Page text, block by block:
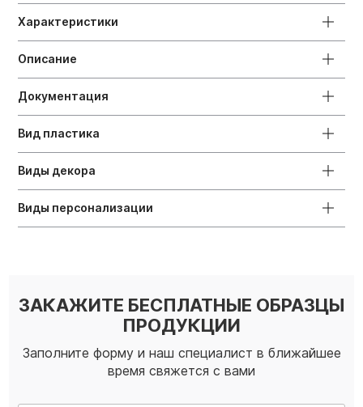
Характеристики
Описание
Документация
Вид пластика
Виды декора
Виды персонализации
ЗАКАЖИТЕ БЕСПЛАТНЫЕ ОБРАЗЦЫ
ПРОДУКЦИИ
Заполните форму и наш специалист в ближайшее
время свяжется с вами